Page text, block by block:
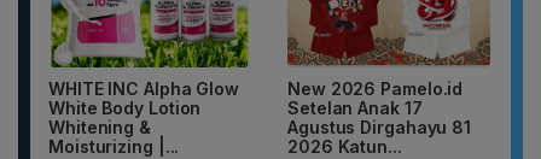
WHITE INC Alpha Glow
White Body Lotion
Whitening &
Moisturizing |...
New 2026 Pamelo.id
Setelan Anak 17
Agustus Dirgahayu 81
2026 Katun...